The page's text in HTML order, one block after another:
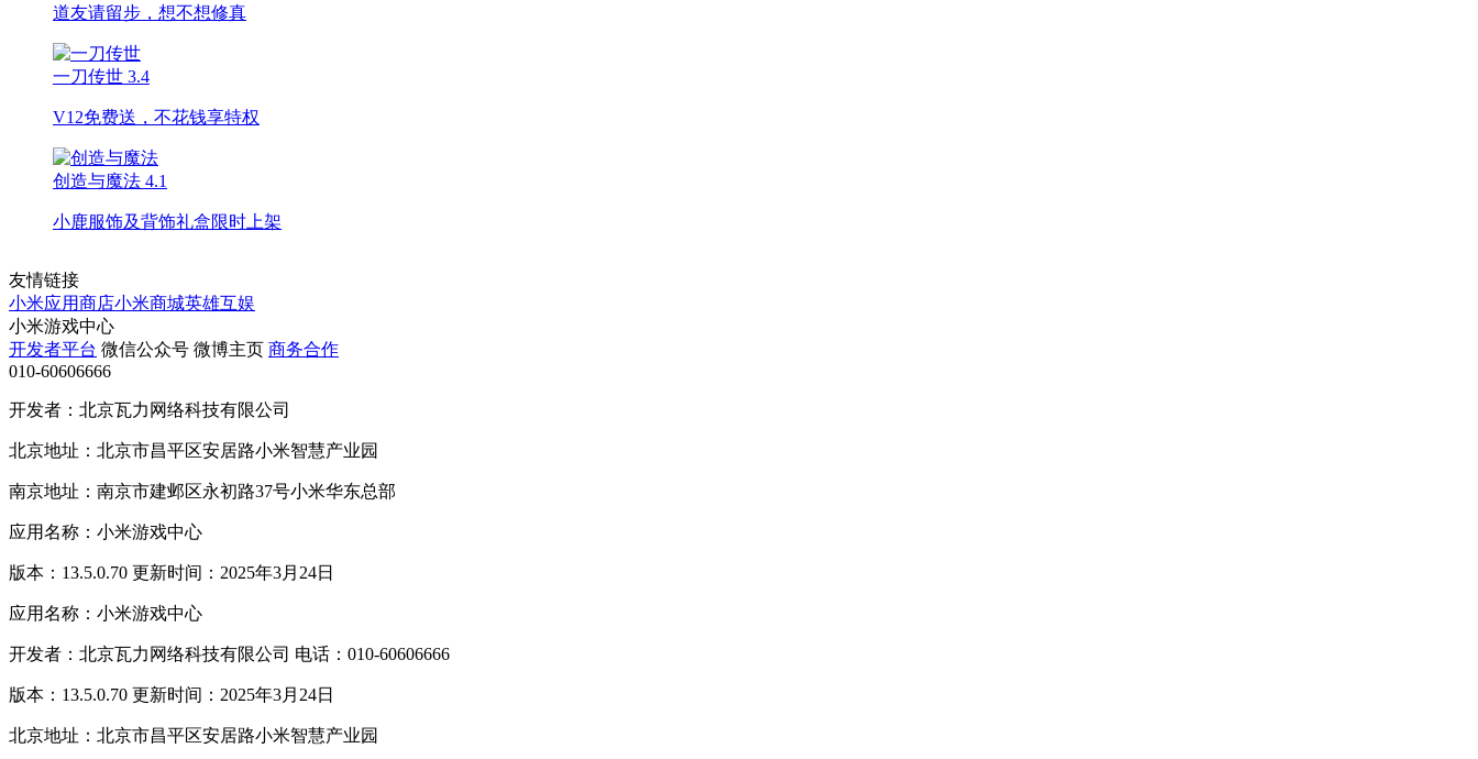
道友请留步，想不想修真
一刀传世 3.4
V12免费送，不花钱享特权
创造与魔法 4.1
小鹿服饰及背饰礼盒限时上架
友情链接
小米应用商店小米商城英雄互娱
小米游戏中心
开发者平台 微信公众号 微博主页 商务合作
010-60606666
开发者：北京瓦力网络科技有限公司
北京地址：北京市昌平区安居路小米智慧产业园
南京地址：南京市建邺区永初路37号小米华东总部
应用名称：小米游戏中心
版本：13.5.0.70 更新时间：2025年3月24日
应用名称：小米游戏中心
开发者：北京瓦力网络科技有限公司 电话：010-60606666
版本：13.5.0.70 更新时间：2025年3月24日
北京地址：北京市昌平区安居路小米智慧产业园